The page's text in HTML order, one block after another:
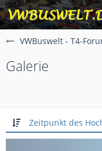
VWBuswelt - T4-
Galerie
Zeitpunkt des